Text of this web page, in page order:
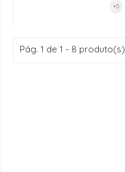
+5
Pág. 1 de 1 - 8 produto(s)